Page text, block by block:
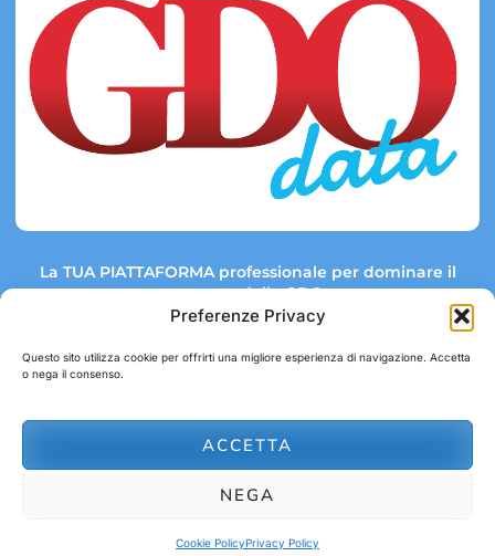
Preferenze Privacy
Questo sito utilizza cookie per offrirti una migliore esperienza di navigazione. Accetta
o nega il consenso.
ACCETTA
NEGA
Cookie PolicyPrivacy Policy
La TUA PIATTAFORMA professionale per dominare il
mercato della GDO.
Link rapidi:
abbonamenti@gdodata.it
© 2026 GDOData.it - PR Italia Edizioni srl - P.Iva: 03044390353